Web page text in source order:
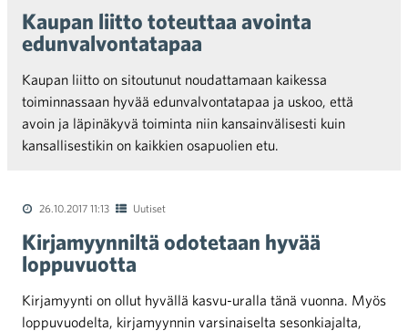
Kaupan liitto toteuttaa avointa
edunvalvontatapaa
Kaupan liitto on sitoutunut noudattamaan kaikessa
toiminnassaan hyvää edunvalvontatapaa ja uskoo, että
avoin ja läpinäkyvä toiminta niin kansainvälisesti kuin
kansallisestikin on kaikkien osapuolien etu.
26.10.2017 11:13 Uutiset
Kirjamyynniltä odotetaan hyvää
loppuvuotta
Kirjamyynti on ollut hyvällä kasvu-uralla tänä vuonna. Myös
loppuvuodelta, kirjamyynnin varsinaiselta sesonkiajalta,